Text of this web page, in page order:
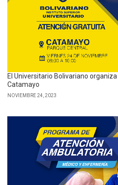
El Universitario Bolivariano
Catamayo
NOVIEMBRE 24, 2023